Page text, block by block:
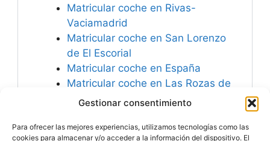
Gestionar consentimiento
Para ofrecer las mejores experiencias, utilizamos tecnologías como las
cookies para almacenar y/o acceder a la información del dispositivo. El
Matricular coche en Rivas-
Vaciamadrid
Matricular coche en San Lorenzo
de El Escorial
Matricular coche en España
Matricular coche en Las Rozas de
Madrid
Viejo